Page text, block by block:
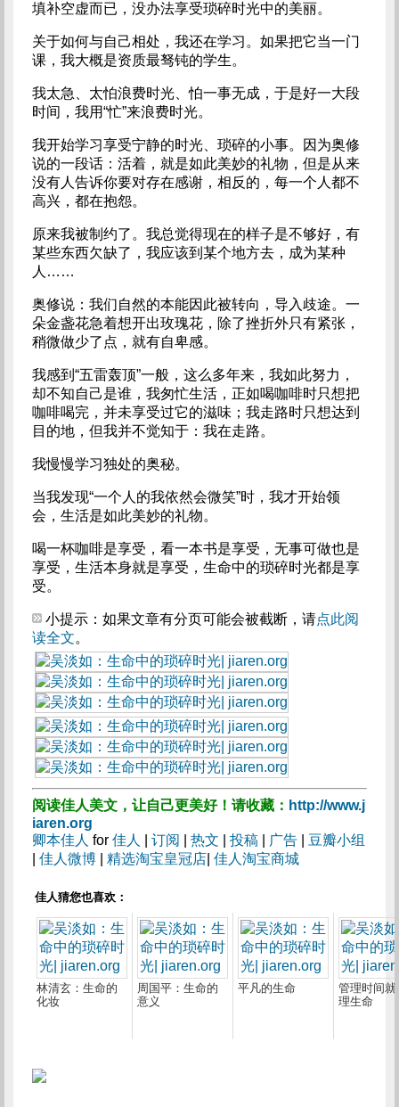
填补空虚而已，没办法享受琐碎时光中的美丽。
关于如何与自己相处，我还在学习。如果把它当一门
课，我大概是资质最驽钝的学生。
我太急、太怕浪费时光、怕一事无成，于是好一大段
时间，我用“忙”来浪费时光。
我开始学习享受宁静的时光、琐碎的小事。因为奥修
说的一段话：活着，就是如此美妙的礼物，但是从来
没有人告诉你要对存在感谢，相反的，每一个人都不
高兴，都在抱怨。
原来我被制约了。我总觉得现在的样子是不够好，有
某些东西欠缺了，我应该到某个地方去，成为某种
人……
奥修说：我们自然的本能因此被转向，导入歧途。一
朵金盏花急着想开出玫瑰花，除了挫折外只有紧张，
稍微做少了点，就有自卑感。
我感到“五雷轰顶”一般，这么多年来，我如此努力，
却不知自己是谁，我匆忙生活，正如喝咖啡时只想把
咖啡喝完，并未享受过它的滋味；我走路时只想达到
目的地，但我并不觉知于：我在走路。
我慢慢学习独处的奥秘。
当我发现“一个人的我依然会微笑”时，我才开始领
会，生活是如此美妙的礼物。
喝一杯咖啡是享受，看一本书是享受，无事可做也是
享受，生活本身就是享受，生命中的琐碎时光都是享
受。
小提示：如果文章有分页可能会被截断，请点此阅
读全文。
阅读佳人美文，让自己更美好！请收藏： http://www.j
iaren.org
卿本佳人 for 佳人 订阅 热文 投稿| 广告| 豆瓣小组
佳人微博| 精选淘宝皇冠店| 佳人淘宝商城
佳人猜您也喜欢：
林清玄：生命的
化妆
周国平：生命的
意义
平凡的生命
管理时间就
理生命